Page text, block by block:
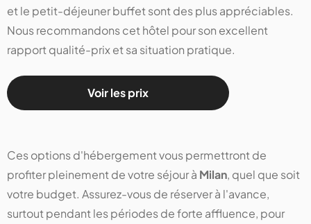
et le petit-déjeuner buffet sont des plus appréciables.
Nous recommandons cet hôtel pour son excellent
rapport qualité-prix et sa situation pratique​​​​​​.
Voir les prix
Ces options d'hébergement vous permettront de
profiter pleinement de votre séjour à Milan, quel que soit
votre budget. Assurez-vous de réserver à l'avance,
surtout pendant les périodes de forte affluence, pour